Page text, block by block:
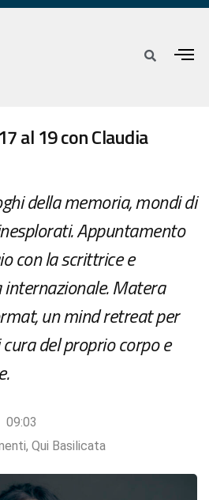
al 19 con Claudia
della memoria, mondi di
Appuntamento
con la scrittrice e
Matera
un mind retreat per
del proprio corpo e
09:03
, Qui Basilicata